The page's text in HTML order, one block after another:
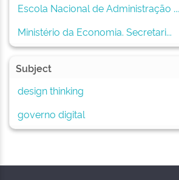
Escola Nacional de Administração ...
Ministério da Economia. Secretari...
Subject
design thinking
governo digital